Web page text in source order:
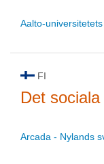
Aalto-universitetets
FI
Det
Arcada - Nylands